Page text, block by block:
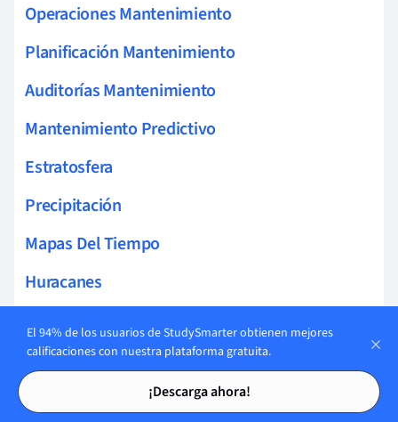
Tarjetas de estudio
Tarjetas de estudio
Operaciones Mantenimiento
Planificación Mantenimiento
Auditorías Mantenimiento
Mantenimiento Predictivo
Estratosfera
Precipitación
Mapas Del Tiempo
Huracanes
Inversión Térmica
Variabilidad Climática
El 94% de los usuarios de StudySmarter obtienen mejores
calificaciones con nuestra plataforma gratuita.
¡Descarga ahora!